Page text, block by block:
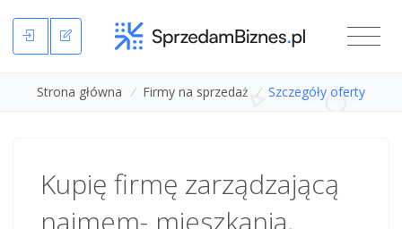
Strona główna / Firmy na sprzedaż / Szczegóły oferty
Kupię firmę zarządzającą
najmem- mieszkania,